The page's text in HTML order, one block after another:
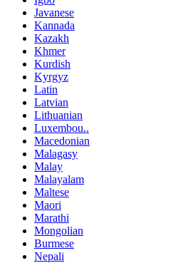
Javanese
Kannada
Kazakh
Khmer
Kurdish
Kyrgyz
Latin
Latvian
Lithuanian
Luxembou..
Macedonian
Malagasy
Malay
Malayalam
Maltese
Maori
Marathi
Mongolian
Burmese
Nepali